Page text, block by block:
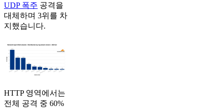
UDP 폭주 공격을
대체하며 3위를 차
지했습니다.
HTTP 영역에서는
전체 공격 중 60%